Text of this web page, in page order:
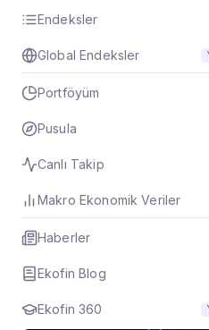
Endeksler
Global Endeksler
Portföyüm
Pusula
Canlı Takip
Makro Ekonomik Veriler
Haberler
Ekofin Blog
Ekofin 360